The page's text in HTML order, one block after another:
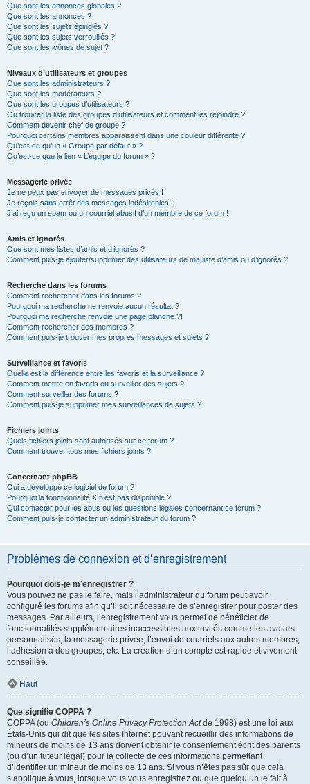
Que sont les annonces globales ?
Que sont les annonces ?
Que sont les sujets épinglés ?
Que sont les sujets verrouillés ?
Que sont les icônes de sujet ?
Niveaux d’utilisateurs et groupes
Que sont les administrateurs ?
Que sont les modérateurs ?
Que sont les groupes d’utilisateurs ?
Où trouver la liste des groupes d’utilisateurs et comment les rejoindre ?
Comment devenir chef de groupe ?
Pourquoi certains membres apparaissent dans une couleur différente ?
Qu’est-ce qu’un « Groupe par défaut » ?
Qu’est-ce que le lien « L’équipe du forum » ?
Messagerie privée
Je ne peux pas envoyer de messages privés !
Je reçois sans arrêt des messages indésirables !
J’ai reçu un spam ou un courriel abusif d’un membre de ce forum !
Amis et ignorés
Que sont mes listes d’amis et d’ignorés ?
Comment puis-je ajouter/supprimer des utilisateurs de ma liste d’amis ou d’ignorés ?
Recherche dans les forums
Comment rechercher dans les forums ?
Pourquoi ma recherche ne renvoie aucun résultat ?
Pourquoi ma recherche renvoie une page blanche ?!
Comment rechercher des membres ?
Comment puis-je trouver mes propres messages et sujets ?
Surveillance et favoris
Quelle est la différence entre les favoris et la surveillance ?
Comment mettre en favoris ou surveiller des sujets ?
Comment surveiller des forums ?
Comment puis-je supprimer mes surveillances de sujets ?
Fichiers joints
Quels fichiers joints sont autorisés sur ce forum ?
Comment trouver tous mes fichiers joints ?
Concernant phpBB
Qui a développé ce logiciel de forum ?
Pourquoi la fonctionnalité X n’est pas disponible ?
Qui contacter pour les abus ou les questions légales concernant ce forum ?
Comment puis-je contacter un administrateur du forum ?
Problèmes de connexion et d’enregistrement
Pourquoi dois-je m’enregistrer ?
Vous pouvez ne pas le faire, mais l’administrateur du forum peut avoir
configuré les forums afin qu’il soit nécessaire de s’enregistrer pour poster des
messages. Par ailleurs, l’enregistrement vous permet de bénéficier de
fonctionnalités supplémentaires inaccessibles aux invités comme les avatars
personnalisés, la messagerie privée, l’envoi de courriels aux autres membres,
l’adhésion à des groupes, etc. La création d’un compte est rapide et vivement
conseillée.
Haut
Que signifie COPPA ?
COPPA (ou Children’s Online Privacy Protection Actde 1998) est une loi aux
États-Unis qui dit que les sites Internet pouvant recueillir des informations de
mineurs de moins de 13 ans doivent obtenir le consentement écrit des parents
(ou d’un tuteur légal) pour la collecte de ces informations permettant
d’identifier un mineur de moins de 13 ans. Si vous n’êtes pas sûr que cela
s’applique à vous, lorsque vous vous enregistrez ou que quelqu’un le fait à